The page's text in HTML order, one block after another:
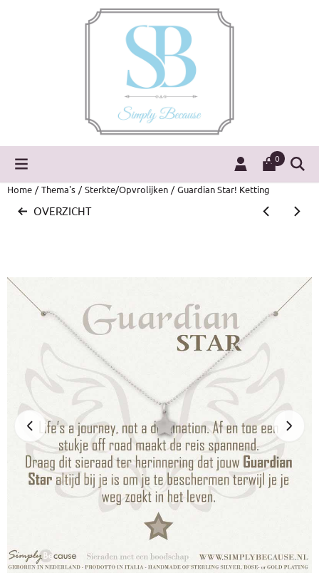
Cookievoorkeuren zijn momenteel gesloten.
0
Home / Thema's / Sterkte/Opvrolijken / Guardian Star! Ketting
OVERZICHT